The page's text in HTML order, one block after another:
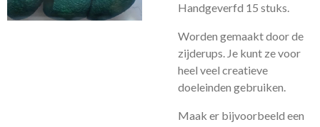
Handgeverfd 15 stuks.
Worden gemaakt door de
zijderups. Je kunt ze voor
heel veel creatieve
doeleinden gebruiken.
Maak er bijvoorbeeld een